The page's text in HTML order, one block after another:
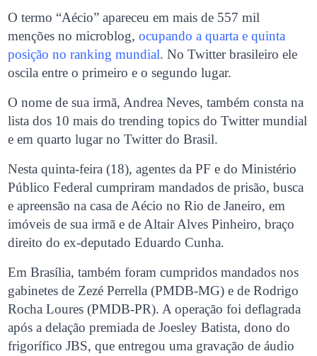
O termo “Aécio” apareceu em mais de 557 mil
menções no microblog,ocupando a quarta e quinta
posição no ranking mundial. No Twitter brasileiro ele
oscila entre o primeiro e o segundo lugar.
O nome de sua irmã, Andrea Neves, também consta na
lista dos 10 mais do trending topics do Twitter mundial
e em quarto lugar no Twitter do Brasil.
Nesta quinta-feira (18), agentes da PF e do Ministério
Público Federal cumpriram mandados de prisão, busca
e apreensão na casa de Aécio no Rio de Janeiro, em
imóveis de sua irmã e de Altair Alves Pinheiro, braço
direito do ex-deputado Eduardo Cunha.
Em Brasília, também foram cumpridos mandados nos
gabinetes de Zezé Perrella (PMDB-MG) e de Rodrigo
Rocha Loures (PMDB-PR). A operação foi deflagrada
após a delação premiada de Joesley Batista, dono do
frigorífico JBS, que entregou uma gravação de áudio